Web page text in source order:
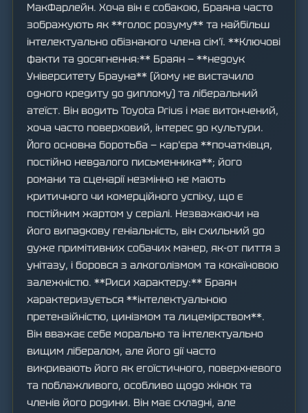
МакФарлейн. Хоча він є собакою, Браяна часто
зображують як **голос розуму** та найбільш
інтелектуально обізнаного члена сім'ї. **Ключові
факти та досягнення:** Браян — **недоук
Університету Брауна** (йому не вистачило
одного кредиту до диплому) та ліберальний
атеїст. Він водить Toyota Prius і має витончений,
хоча часто поверховий, інтерес до культури.
Його основна боротьба — кар'єра **початківця,
постійно невдалого письменника**; його
романи та сценарії незмінно не мають
критичного чи комерційного успіху, що є
постійним жартом у серіалі. Незважаючи на
його випадкову геніальність, він схильний до
дуже примітивних собачих манер, як-от пиття з
унітазу, і боровся з алкоголізмом та кокаїновою
залежністю. **Риси характеру:** Браян
характеризується **інтелектуальною
претензійністю, цинізмом та лицемірством**.
Він вважає себе морально та інтелектуально
вищим лібералом, але його дії часто
викривають його як егоїстичного, поверхневого
та поблажливого, особливо щодо жінок та
членів його родини. Він має складні, але